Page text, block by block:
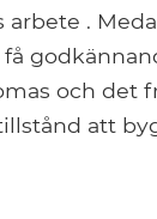
.
och det
att